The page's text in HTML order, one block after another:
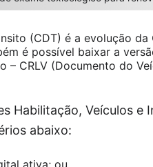
(CDT) é a evolução
é possível baixar a
– CRLV (Documento do
Habilitação, Veículos
abaixo: